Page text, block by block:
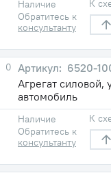
Наличие
Обратитесь к
консультанту
К
0
6520-
Агрегат силовой,
автомобиль
Наличие
Обратитесь к
консультанту
К